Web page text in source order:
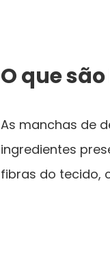
O que
As manchas de
ingredientes
fibras do tecido,